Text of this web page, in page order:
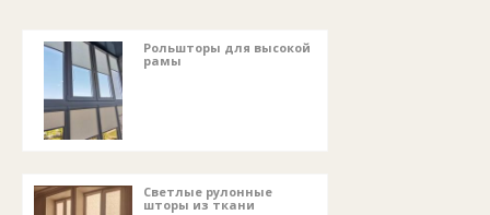
Рольшторы для высокой
рамы
Светлые рулонные
шторы из ткани